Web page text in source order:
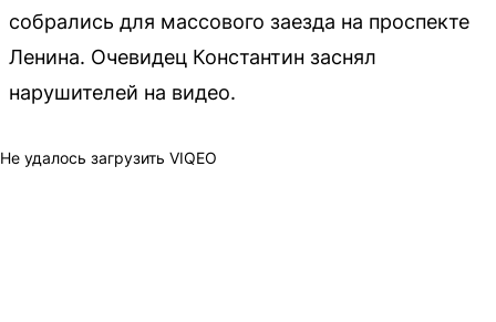
собрались для массового заезда на проспекте
Ленина. Очевидец Константин заснял
нарушителей на видео.
Не удалось загрузить VIQEO